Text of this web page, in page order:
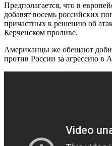
Предполагается, что в
добавят восемь российских
причастных к решению об
Керченском проливе.
Американцы же обещают
против России за агрессию в